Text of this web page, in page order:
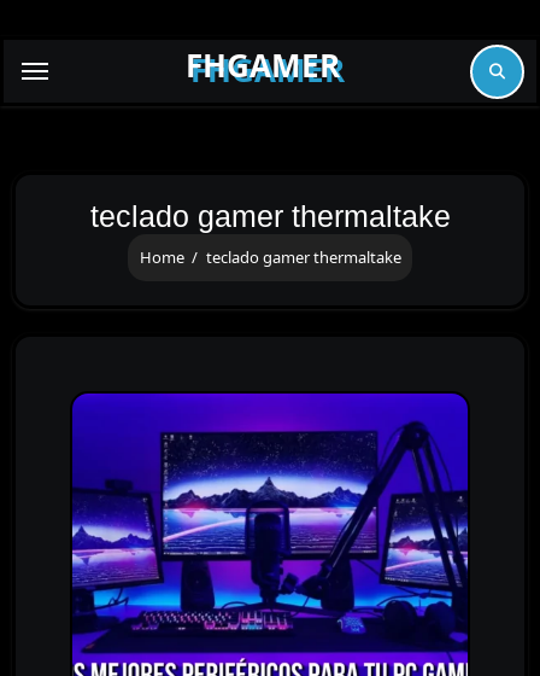
FHGAMER
teclado gamer thermaltake
Home teclado gamer thermaltake